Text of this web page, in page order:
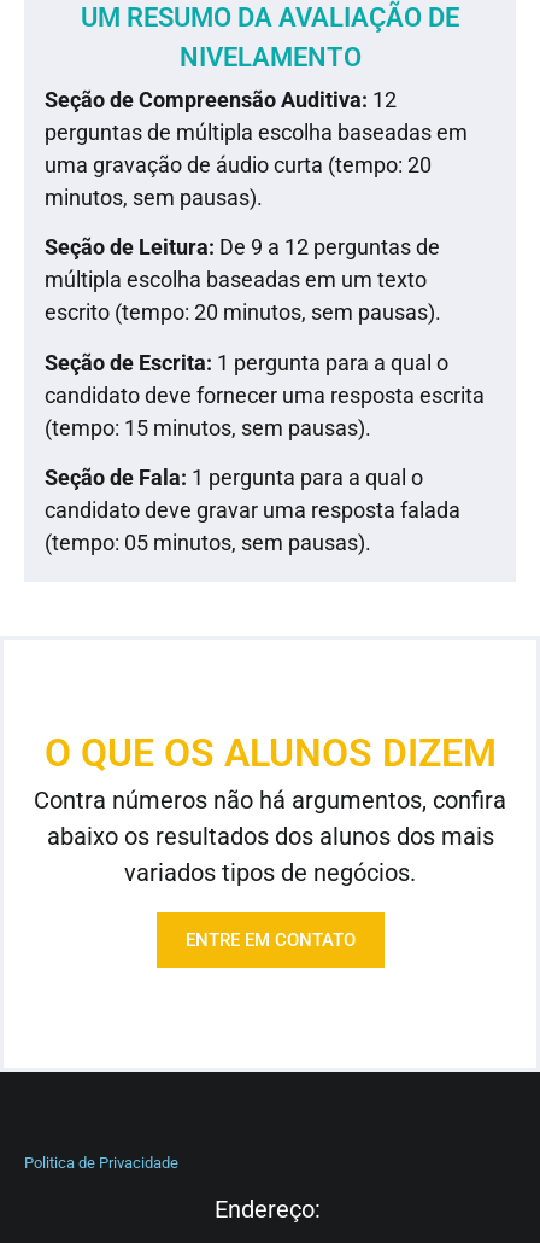
UM RESUMO DA AVALIAÇÃO DE
NIVELAMENTO
Seção de Compreensão Auditiva: 12
perguntas de múltipla escolha baseadas em
uma gravação de áudio curta (tempo: 20
minutos, sem pausas).
Seção de Leitura: De 9 a 12 perguntas de
múltipla escolha baseadas em um texto
escrito (tempo: 20 minutos, sem pausas).
Seção de Escrita: 1 pergunta para a qual o
candidato deve fornecer uma resposta escrita
(tempo: 15 minutos, sem pausas).
Seção de Fala: 1 pergunta para a qual o
candidato deve gravar uma resposta falada
(tempo: 05 minutos, sem pausas).
O QUE OS ALUNOS DIZEM
Contra números não há argumentos, confira
abaixo os resultados dos alunos dos mais
variados tipos de negócios.
ENTRE EM CONTATO
Politica de Privacidade
Endereço: